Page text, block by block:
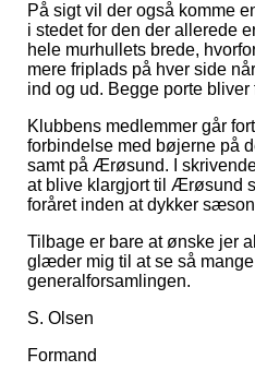
På sigt vil der også komme
i stedet for den der allerede
hele murhullets brede,
mere friplads på hver side
ind og ud. Begge porte
Klubbens medlemmer går
forbindelse med bøjerne på
samt på Ærøsund. I
at blive klargjort til Ærøsund
foråret inden at dykker
Tilbage er bare at ønske jer
glæder mig til at se så mange
generalforsamlingen.
S. Olsen
Formand